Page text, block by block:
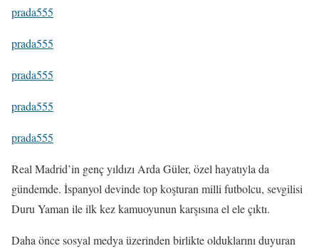
prada555
prada555
prada555
prada555
prada555
Real Madrid’in genç yıldızı Arda Güler, özel hayatıyla da
gündemde. İspanyol devinde top koşturan milli futbolcu, sevgilisi
Duru Yaman ile ilk kez kamuoyunun karşısına el ele çıktı.
Daha önce sosyal medya üzerinden birlikte olduklarını duyuran